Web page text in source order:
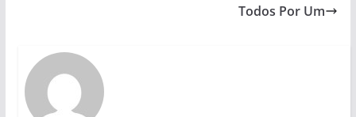
Todos Por Um